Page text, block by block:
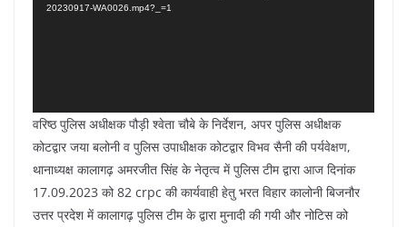
20230917-WA0026.mp4?_=1
वरिष्ठ पुलिस अधीक्षक पौड़ी श्वेता चौबे के निर्देशन, अपर पुलिस अधीक्षक
कोटद्वार जया बलोनी व पुलिस उपाधीक्षक कोटद्वार विभव सैनी की पर्यवेक्षण,
थानाध्यक्ष कालागढ़ अमरजीत सिंह के नेतृत्व में पुलिस टीम द्वारा आज दिनांक
17.09.2023 को 82 crpc की कार्यवाही हेतु भरत विहार कालोनी बिजनौर
उत्तर प्रदेश में कालागढ़ पुलिस टीम के द्वारा मुनादी की गयी और नोटिस को